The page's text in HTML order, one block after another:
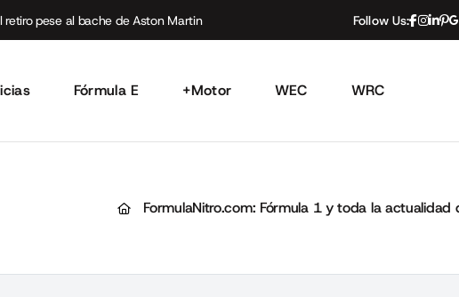
pese al bache de Aston Martin Follow Us:
Fórmula E +Motor WEC WRC
FormulaNitro.com: Fórmula 1 y toda la